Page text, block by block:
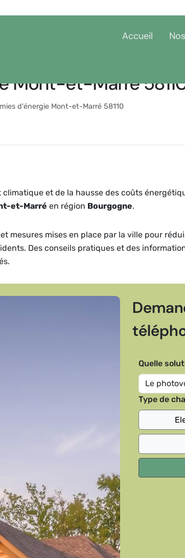
Accueil
Mont-et-Marré
d'énergie Mont-et-Marré 58110
et de la hausse des coûts
et-Marré en région Bourgogne.
mesures mises en place par la ville pour
Des conseils pratiques et des
Quelle
Type de